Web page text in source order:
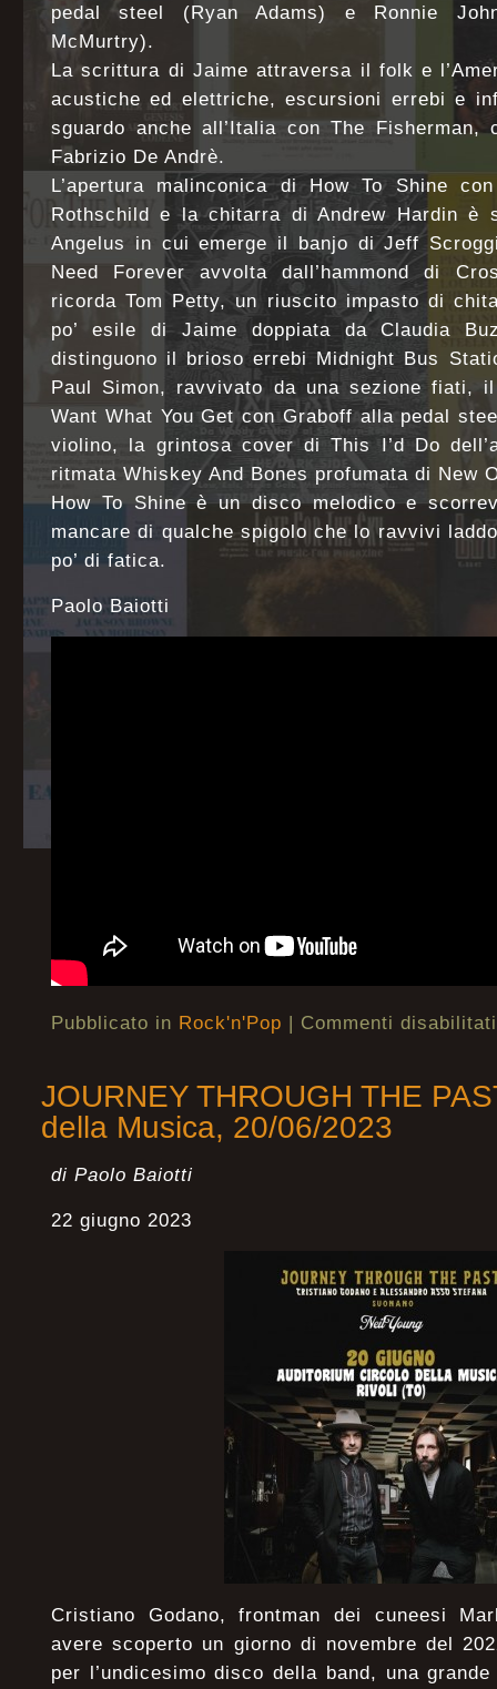
pedal steel (Ryan Adams) e Ronnie
McMurtry).
La scrittura di Jaime attraversa il folk e
acustiche ed elettriche, escursioni errebi e
sguardo anche all’Italia con The
Fabrizio De Andrè.
L’apertura malinconica di How To Shine
Rothschild e la chitarra di Andrew Hardin è
Angelus in cui emerge il banjo di Jeff
Need Forever avvolta dall’hammond di
ricorda Tom Petty, un riuscito impasto di
po’ esile di Jaime doppiata da Claudia
distinguono il brioso errebi Midnight Bus
Paul Simon, ravvivato da una sezione fiati,
Want What You Get con Graboff alla pedal
violino, la grintosa cover di This I’d Do
ritmata Whiskey And Bones profumata di New
How To Shine è un disco melodico e
mancare di qualche spigolo che lo ravvivi
po’ di fatica.
Paolo Baiotti
Pubblicato in Rock'n'Pop | Commenti disabilitati
JOURNEY THROUGH THE
della Musica, 20/06/2023
di Paolo Baiotti
22 giugno 2023
Cristiano Godano, frontman dei cuneesi
avere scoperto un giorno di novembre del
per l’undicesimo disco della band, una